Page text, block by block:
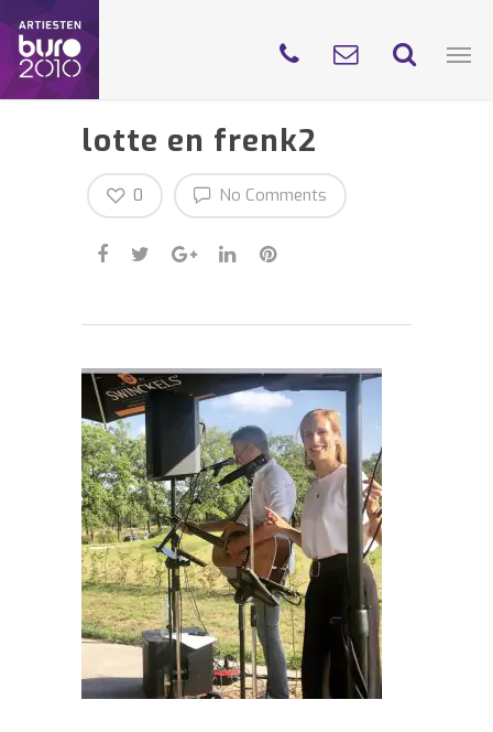
lotte en frenk2
No Comments
0